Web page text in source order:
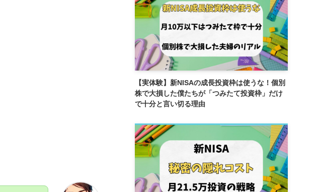
【実体験】新NISAの成長投資枠は使うな！個別
株で大損した僕たちが「つみたて投資枠」だけ
で十分と言い切る理由